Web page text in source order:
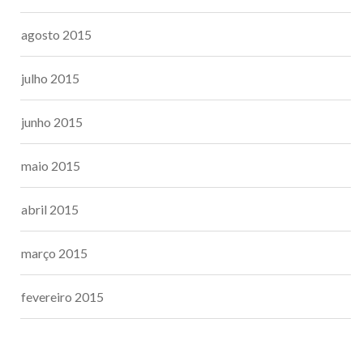
agosto 2015
julho 2015
junho 2015
maio 2015
abril 2015
março 2015
fevereiro 2015